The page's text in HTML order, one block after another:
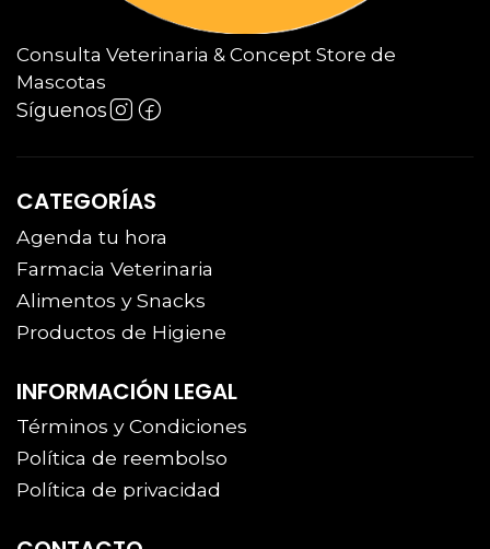
Consulta Veterinaria & Concept Store de
Mascotas
Síguenos
CATEGORÍAS
Agenda tu hora
Farmacia Veterinaria
Alimentos y Snacks
Productos de Higiene
INFORMACIÓN LEGAL
Términos y Condiciones
Política de reembolso
Política de privacidad